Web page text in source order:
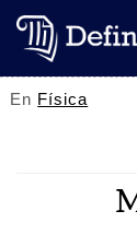
En Física